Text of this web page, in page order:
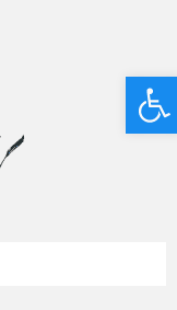
Deschide bara de unelte